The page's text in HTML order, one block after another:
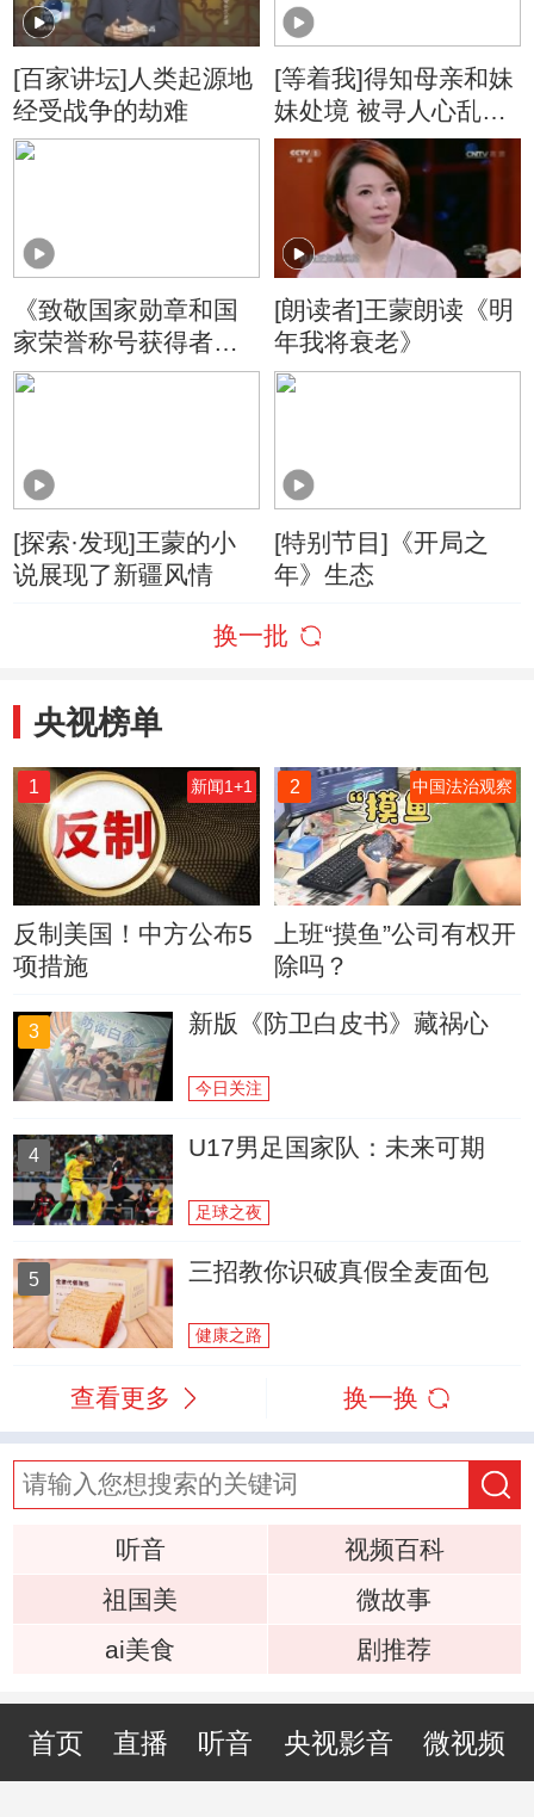
[百家讲坛]人类起源地
经受战争的劫难
[等着我]得知母亲和妹
妹处境 被寻人心乱如
麻
《致敬国家勋章和国
家荣誉称号获得者》
20200705 “人民艺术
[朗读者]王蒙朗读《明
年我将衰老》
[探索·发现]王蒙的小
说展现了新疆风情
[特别节目]《开局之
年》生态
换一批
央视榜单
1 新闻1+1
反制美国！中方公布5
项措施
2 中国法治观察
上班“摸鱼”公司有权开
除吗？
3 新版《防卫白皮书》藏祸心
今日关注
4 U17男足国家队：未来可期
足球之夜
5 三招教你识破真假全麦面包
健康之路
查看更多 换一换
听音
视频百科
祖国美
微故事
ai美食
剧推荐
首页 直播 听音 央视影音 微视频